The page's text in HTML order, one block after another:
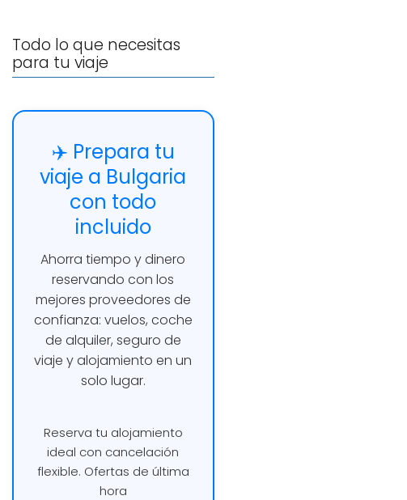
Todo lo que necesitas
para tu viaje
✈️ Prepara tu
viaje a Bulgaria
con todo
incluido
Ahorra tiempo y dinero
reservando con los
mejores proveedores de
confianza: vuelos, coche
de alquiler, seguro de
viaje y alojamiento en un
solo lugar.
Reserva tu alojamiento
ideal con cancelación
flexible. Ofertas de última
hora